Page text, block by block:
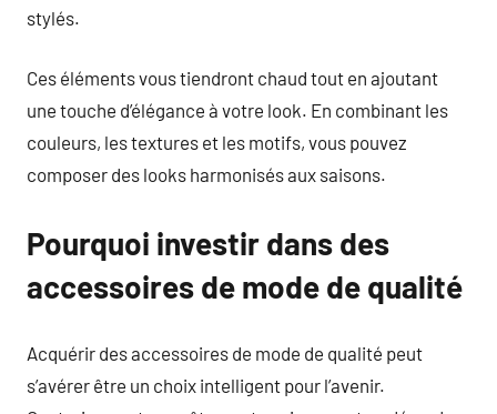
stylés.
Ces éléments vous tiendront chaud tout en ajoutant
une touche d’élégance à votre look. En combinant les
couleurs, les textures et les motifs, vous pouvez
composer des looks harmonisés aux saisons.
Pourquoi investir dans des
accessoires de mode de qualité
Acquérir des accessoires de mode de qualité peut
s’avérer être un choix intelligent pour l’avenir.